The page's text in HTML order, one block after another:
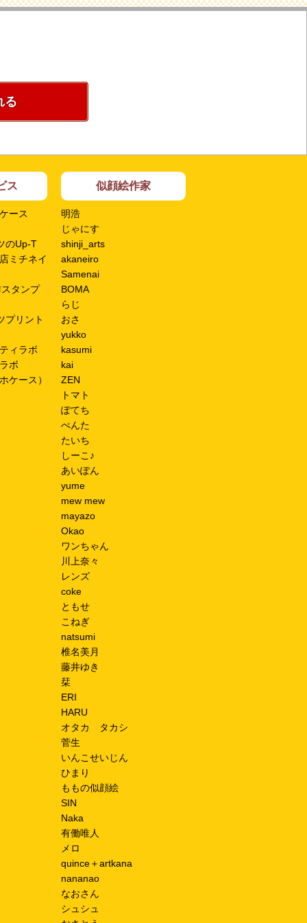
る
ス
ース
のUp-T
ミチネイ
タンプ
プリント
ィラボ
ボ
ケース）
似顔絵作家
明浩
じゃにす
shinji_arts
akaneiro
Samenai
BOMA
らじ
おさ
yukko
kasumi
kai
ZEN
トマト
ぽてち
ぺんた
たいち
しーこ♪
あいぽん
yume
mew mew
mayazo
Okao
ワンちゃん
川上奈々
レンズ
coke
ともせ
こねぎ
natsumi
椎名美月
藤井ゆき
栞
ERI
HARU
オタカ タカシ
菅生
いんこせいじん
ひまり
ももの似顔絵
SIN
Naka
有働唯人
メロ
quince＋artkana
nananao
なおさん
シュシュ